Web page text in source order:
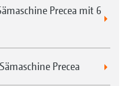
Precea mit 6
Precea